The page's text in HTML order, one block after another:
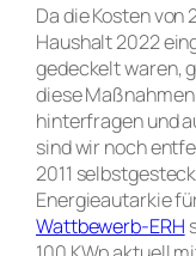
Da die Kosten
Haushalt 2022
gedeckelt waren,
diese
hinterfragen und
sind wir noch
2011
Energieautarkie
Wattbewerb-ERH